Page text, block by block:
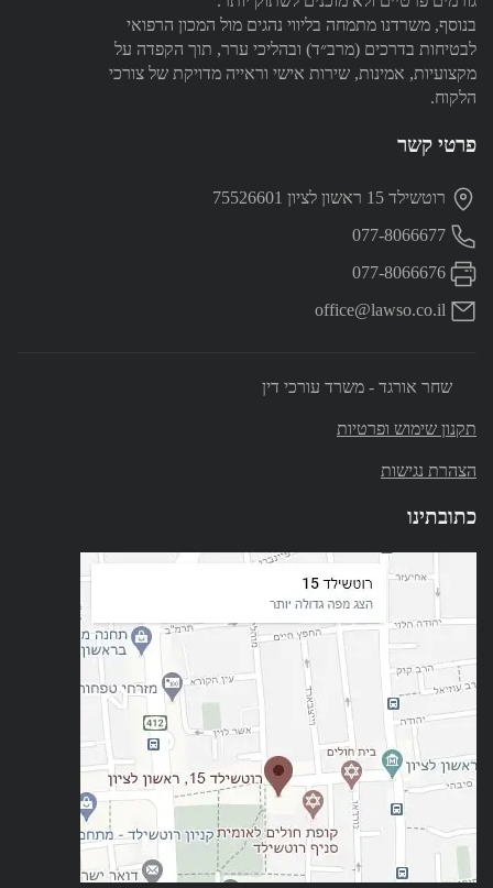
בנוסף, משרדנו מתמחה בליווי נהגים מול המכון הרפואי
לבטיחות בדרכים (מרב״ד) ובהליכי ערר, תוך הקפדה על
מקצועיות, אמינות, שירות אישי וראייה מדויקת של צורכי
הלקוח.
פרטי קשר
רוטשילד 15 ראשון לציון 75526601
077-8066677
office@lawso.co.il
שחר אורגד - משרד עורכי דין
תקנון שימוש ופרטיות
הצהרת נגישות
כתובתינו